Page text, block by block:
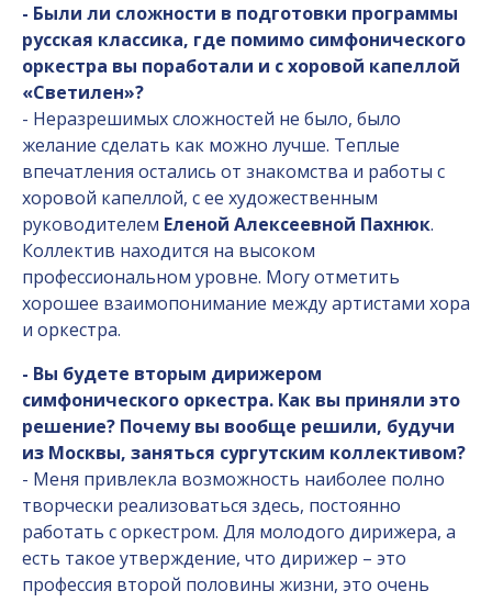
- Были ли сложности в подготовки программы
русская классика, где помимо симфонического
оркестра вы поработали и с хоровой капеллой
«Светилен»?
- Неразрешимых сложностей не было, было
желание сделать как можно лучше. Теплые
впечатления остались от знакомства и работы с
хоровой капеллой, с ее художественным
руководителем Еленой Алексеевной Пахнюк.
Коллектив находится на высоком
профессиональном уровне. Могу отметить
хорошее взаимопонимание между артистами хора
и оркестра.
- Вы будете вторым дирижером
симфонического оркестра. Как вы приняли это
решение? Почему вы вообще решили, будучи
из Москвы, заняться сургутским коллективом?
- Меня привлекла возможность наиболее полно
творчески реализоваться здесь, постоянно
работать с оркестром. Для молодого дирижера, а
есть такое утверждение, что дирижер – это
профессия второй половины жизни, это очень